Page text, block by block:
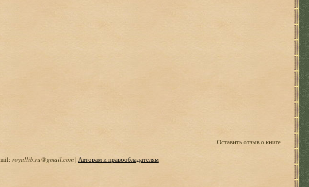
Оставить отзыв о книге
royallib.ru@gmail.com| Авторам и правообладателям